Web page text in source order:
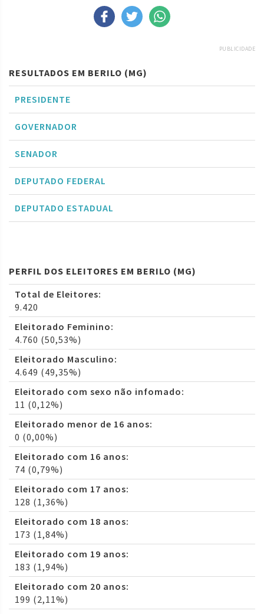
PUBLICIDADE
RESULTADOS EM BERILO (MG)
PRESIDENTE
GOVERNADOR
SENADOR
DEPUTADO FEDERAL
DEPUTADO ESTADUAL
PERFIL DOS ELEITORES EM BERILO (MG)
Total de Eleitores:
9.420
Eleitorado Feminino:
4.760 (50,53%)
Eleitorado Masculino:
4.649 (49,35%)
Eleitorado com sexo não infomado:
11 (0,12%)
Eleitorado menor de 16 anos:
0 (0,00%)
Eleitorado com 16 anos:
74 (0,79%)
Eleitorado com 17 anos:
128 (1,36%)
Eleitorado com 18 anos:
173 (1,84%)
Eleitorado com 19 anos:
183 (1,94%)
Eleitorado com 20 anos:
199 (2,11%)